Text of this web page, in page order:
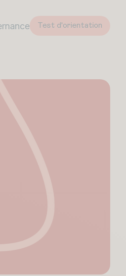
Test d'orientation